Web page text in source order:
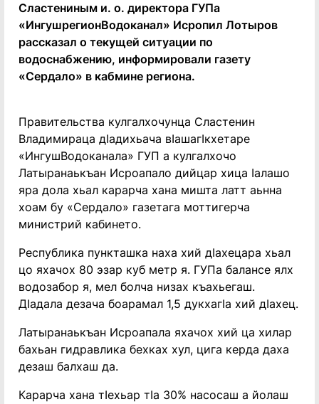
Сластениным и. о. директора ГУПа
«ИнгушрегионВодоканал» Исропил Лотыров
рассказал о текущей ситуации по
водоснабжению, информировали газету
«Сердало» в кабмине региона.
Правительства кулгалхочунца Сластенин
Владимираца дIадихьача вIашагIкхетаре
«ИнгушВодоканала» ГУП а кулгалхочо
Латыранаькъан Исроапало дийцар хица Iалашо
яра дола хьал карарча хана мишта латт аьнна
хоам бу «Сердало» газетага моттигерча
министрий кабинето.
Республика пункташка наха хий дIахецара хьал
цо яхачох 80 эзар куб метр я. ГУПа балансе ялх
водозабор я, мел болча низах къахьегаш.
ДIадала дезача боарамал 1,5 дукхагIа хий дIахец.
Латыранаькъан Исроапала яхачох хий ца хилар
бахьан гидравлика бехках хул, цига керда даха
дезаш балхаш да.
Карарча хана тIехьар тIа 30% насосаш а йолаш